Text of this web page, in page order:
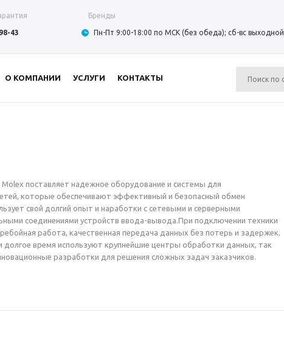
Бренды
43 Пн-Пт 9:00-18:00 по МСК (без обеда); сб-вс выходной
О КОМПАНИИ УСЛУГИ КОНТАКТЫ
поставляет надежное оборудование и системы для
которые обеспечивают эффективный и безопасный обмен
свой долгий опыт и наработки с сетевыми и серверными
соединениями устройств ввода-вывода.При подключении техники
работа, качественная передача данных без потерь и задержек.
время используют крупнейшие центры обработки данных, так
разработки для решения сложных задач заказчиков.